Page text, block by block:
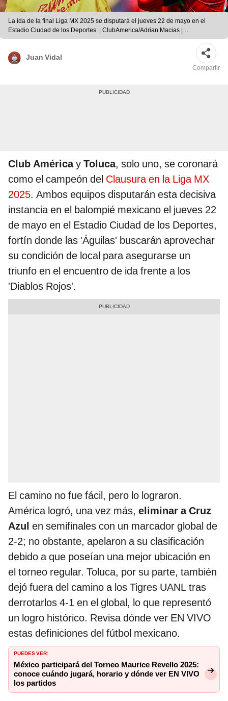
La ida de la final Liga MX 2025 se disputará el jueves 22 de mayo en el
Estadio Ciudad de los Deportes. | ClubAmerica/Adrian Macias |
Composición LR
Juan Vidal
Compartir
Club Américay Toluca, solo uno, se coronará
como el campeón del Clausura en la Liga MX
2025. Ambos equipos disputarán esta decisiva
instancia en el balompié mexicano el jueves 22
de mayo en el Estadio Ciudad de los Deportes,
fortín donde las 'Águilas' buscarán aprovechar
su condición de local para asegurarse un
triunfo en el encuentro de ida frente a los
'Diablos Rojos'.
El camino no fue fácil, pero lo lograron.
América logró, una vez más, eliminar a Cruz
Azul en semifinales con un marcador global de
2-2; no obstante, apelaron a su clasificación
debido a que poseían una mejor ubicación en
el torneo regular. Toluca, por su parte, también
dejó fuera del camino a los Tigres UANL tras
derrotarlos 4-1 en el global, lo que representó
un logro histórico. Revisa dónde ver EN VIVO
estas definiciones del fútbol mexicano.
PUEDES VER:
México participará del Torneo Maurice Revello 2025:
conoce cuándo jugará, horario y dónde ver EN VIVO
los partidos